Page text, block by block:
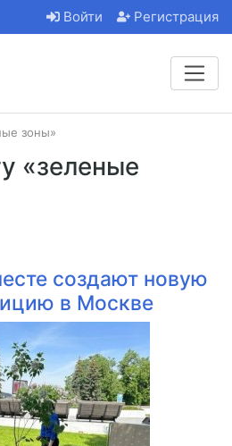
Войти Регистрация
зоны»
«зеленые
создают новую
в Москве